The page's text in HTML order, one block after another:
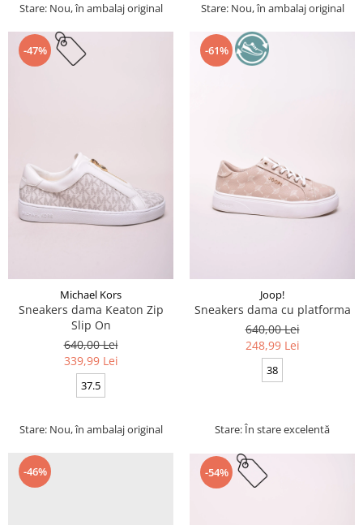
Stare: Nou, în ambalaj original Stare: Nou, în ambalaj original
-47%
Michael Kors
Sneakers dama Keaton Zip
Slip On
640,00 Lei
339,99 Lei
37.5
Stare: Nou, în ambalaj original
-61%
Joop!
Sneakers dama cu platforma
640,00 Lei
248,99 Lei
38
Stare: În stare excelentă
-46% -54%